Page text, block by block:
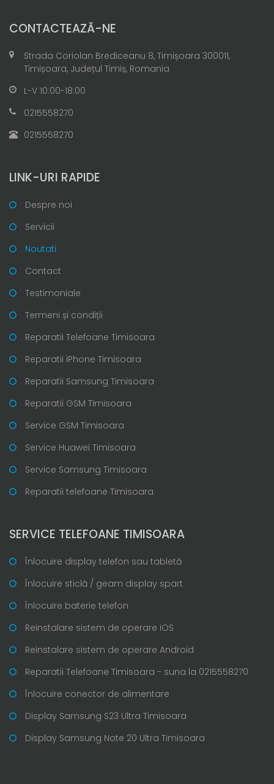
CONTACTEAZĂ-NE
Strada Coriolan Brediceanu 8, Timișoara 300011,
Timișoara, Județul Timiș, Romania
L-V 10:00-18:00
0215558270
0215558270
LINK-URI RAPIDE
Despre noi
Servicii
Noutati
Contact
Testimoniale
Termeni și condiții
Reparatii Telefoane Timisoara
Reparatii iPhone Timisoara
Reparatii Samsung Timisoara
Reparatii GSM Timisoara
Service GSM Timisoara
Service Huawei Timisoara
Service Samsung Timisoara
Reparatii telefoane Timisoara
SERVICE TELEFOANE TIMISOARA
Înlocuire display telefon sau tabletă
Înlocuire sticlă / geam display spart
Înlocuire baterie telefon
Reinstalare sistem de operare iOS
Reinstalare sistem de operare Android
Reparatii Telefoane Timisoara - suna la 0215558270
Înlocuire conector de alimentare
Display Samsung S23 Ultra Timisoara
Display Samsung Note 20 Ultra Timisoara